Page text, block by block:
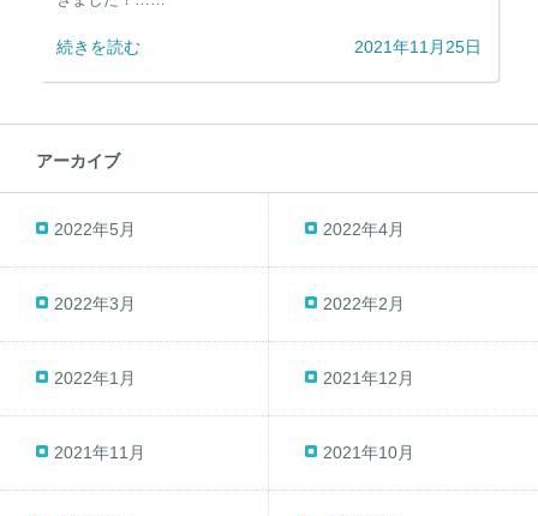
続きを読む 2021年11月25日
アーカイブ
2022年5月 2022年4月
2022年3月 2022年2月
2022年1月 2021年12月
2021年11月 2021年10月